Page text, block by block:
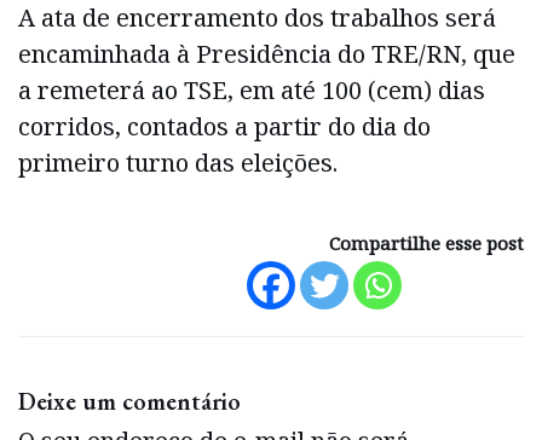
A ata de encerramento dos trabalhos será
encaminhada à Presidência do TRE/RN, que
a remeterá ao TSE, em até 100 (cem) dias
corridos, contados a partir do dia do
primeiro turno das eleições.
Compartilhe esse post
Deixe um comentário